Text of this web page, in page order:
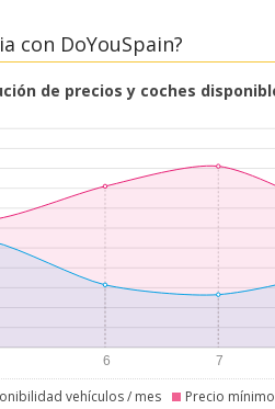
con DoYouSpain?
de precios y coches
vehículos / mes Precio